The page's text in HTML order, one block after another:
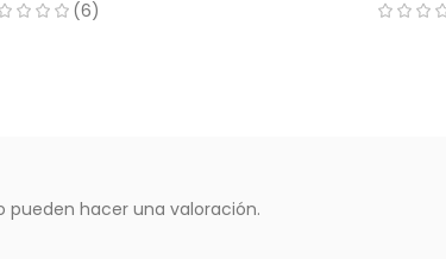
(6)
pueden hacer una valoración.